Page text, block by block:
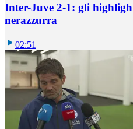
Inter-Juve 2-1: gli
nerazzurra
02:51